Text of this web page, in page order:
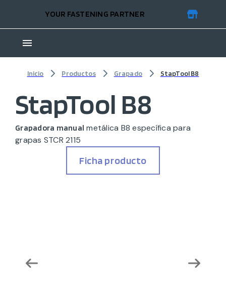
YOUR FASTENING PARTNER
Inicio Productos Grapado StapTool B8
StapTool B8
Grapadora manual metálica B8 específica para
grapas STCR 2115
Ficha producto